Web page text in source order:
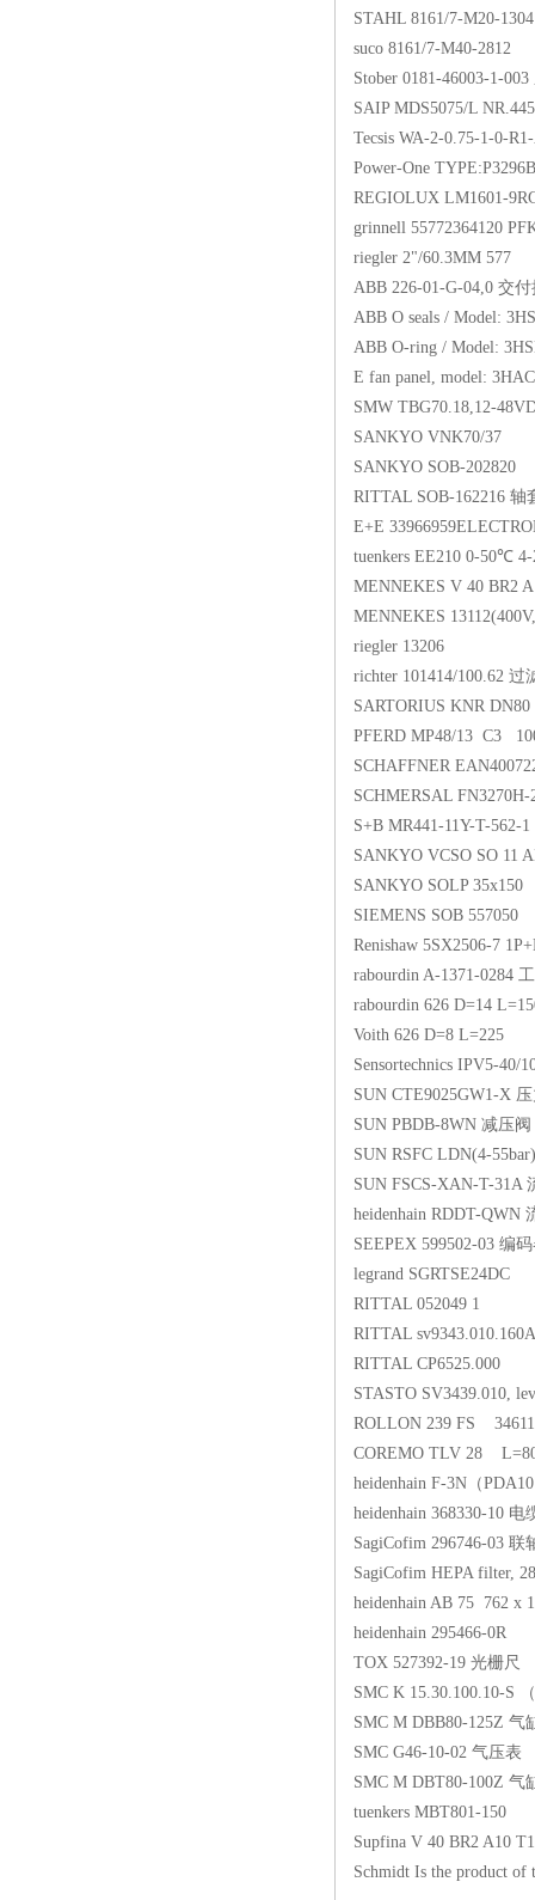
STAHL 8161/7-M20-
suco 8161/7-M40-2812
Stober 0181-46003-1-
SAIP MDS5075/L
Tecsis WA-2-0.75-1-0-
Power-One
REGIOLUX LM1601-
grinnell 55772364120
riegler 2"/60.3MM 577
ABB 226-01-G-04,0 交
ABB O seals / Model:
ABB O-ring / Model:
E fan panel, model:
SMW TBG70.18,12-
SANKYO VNK70/37
SANKYO SOB-202820
RITTAL SOB-162216 轴
E+E
tuenkers EE210 0-50℃
MENNEKES V 40 BR2
MENNEKES
riegler 13206
richter 101414/100.62 过
SARTORIUS KNR
PFERD MP48/13 C3
SCHAFFNER
SCHMERSAL
S+B MR441-11Y-T-562-1
SANKYO VCSO SO 11
SANKYO SOLP 35x150
SIEMENS SOB 557050
Renishaw 5SX2506-7
rabourdin A-1371-0284
rabourdin 626 D=14
Voith 626 D=8 L=225
Sensortechnics IPV5-40/
SUN CTE9025GW1-X
SUN PBDB-8WN 减压阀
SUN RSFC LDN(4-
SUN FSCS-XAN-T-31A
heidenhain RDDT-QWN
SEEPEX 599502-03 编
legrand SGRTSE24DC
RITTAL 052049 1
RITTAL
RITTAL CP6525.000
STASTO SV3439.010,
ROLLON 239 FS
COREMO TLV 28
heidenhain F-3N（
heidenhain 368330-10 电
SagiCofim 296746-03 联
SagiCofim HEPA filter,
heidenhain AB 75 762 x
heidenhain 295466-0R
TOX 527392-19 光栅尺
SMC K 15.30.100.10-S
SMC M DBB80-125Z 气
SMC G46-10-02 气压表
SMC M DBT80-100Z 气
tuenkers MBT801-150
Supfina V 40 BR2 A10
Schmidt Is the product of